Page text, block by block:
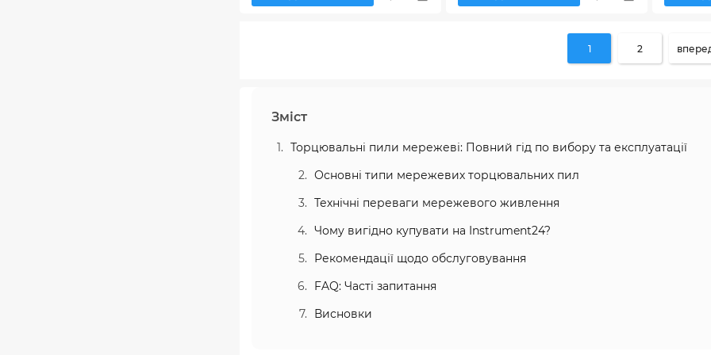
1 2
Зміст
Торцювальні пили мережеві: Повний гід по вибору та експлуатації
Основні типи мережевих торцювальних пил
Технічні переваги мережевого живлення
Чому вигідно купувати на Instrument24?
Рекомендації щодо обслуговування
FAQ: Часті запитання
Висновки